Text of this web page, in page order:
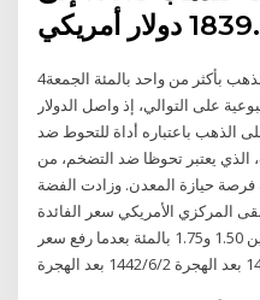
4‏‏/6‏‏/1442 بعد الهجرة انخفضت أسعار الذهب بأكثر من واحد بالمئة الجمعة
على التوالي، إذ واصل الدولار
الذهب باعتباره أداة للتحوط ضد
الذي يعتبر تحوظا ضد التضخم، من
فرصة حيازة المعدن. وزادت الفضة
للأوقية. وأبقى المركزي الأمريكي سعر الفائدة
دون تغيير في نطاق مستهدف بين 1.50 و1.75 بالمئة بعدما رفع سعر